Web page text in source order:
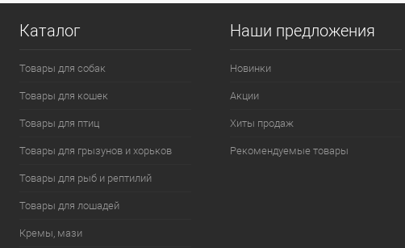
Каталог
Товары для собак
Товары для кошек
Товары для птиц
Товары для грызунов и хорьков
Товары для рыб и рептилий
Товары для лошадей
Кремы, мази
Наши предложения
Новинки
Акции
Хиты продаж
Рекомендуемые товары